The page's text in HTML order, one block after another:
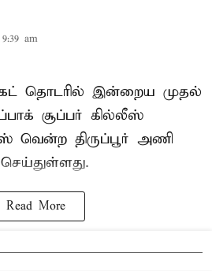
am
தொடரில் இன்றைய முதல்
சூப்பர் கில்லீஸ்
வென்ற திருப்பூர் அணி
Read More